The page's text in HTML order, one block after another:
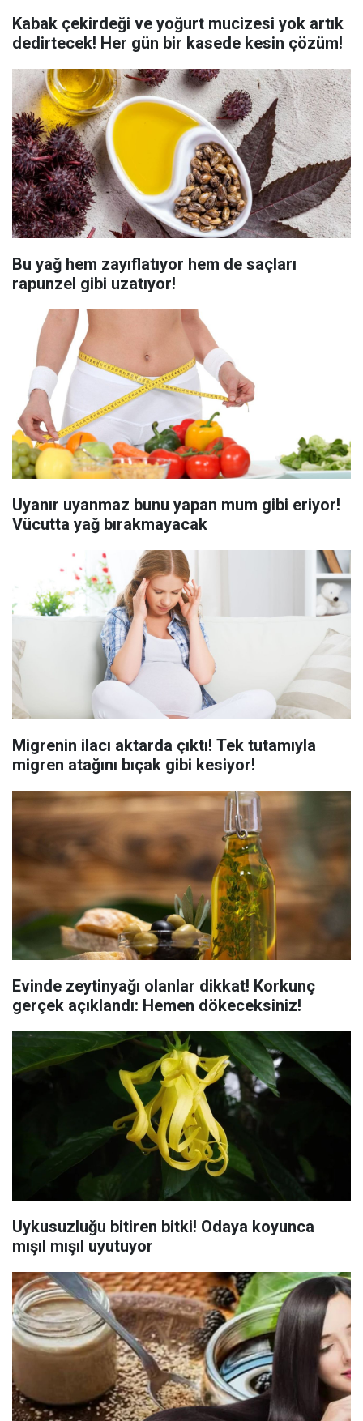
Kabak çekirdeği ve yoğurt mucizesi yok artık
dedirtecek! Her gün bir kasede kesin çözüm!
Bu yağ hem zayıflatıyor hem de saçları
rapunzel gibi uzatıyor!
Uyanır uyanmaz bunu yapan mum gibi eriyor!
Vücutta yağ bırakmayacak
Migrenin ilacı aktarda çıktı! Tek tutamıyla
migren atağını bıçak gibi kesiyor!
Evinde zeytinyağı olanlar dikkat! Korkunç
gerçek açıklandı: Hemen dökeceksiniz!
Uykusuzluğu bitiren bitki! Odaya koyunca
mışıl mışıl uyutuyor